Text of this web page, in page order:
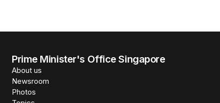
Prime Minister's Office Singapore
About us
Newsroom
Photos